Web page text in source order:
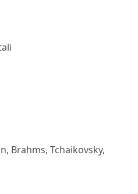
Brahms, Tchaikovsky,